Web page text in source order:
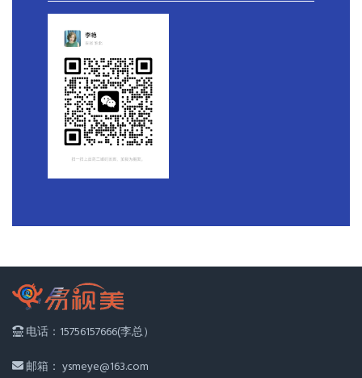
电话：15756157666(李总）
邮箱： ysmeye@163.com